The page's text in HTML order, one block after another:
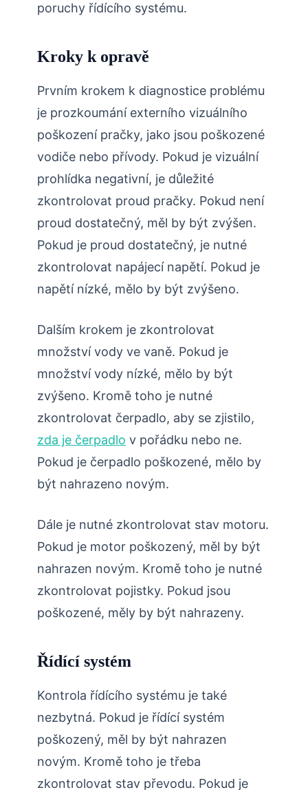
poruchy řídícího systému.
Kroky k opravě
Prvním krokem k diagnostice problému
je prozkoumání externího vizuálního
poškození pračky, jako jsou poškozené
vodiče nebo přívody. Pokud je vizuální
prohlídka negativní, je důležité
zkontrolovat proud pračky. Pokud není
proud dostatečný, měl by být zvýšen.
Pokud je proud dostatečný, je nutné
zkontrolovat napájecí napětí. Pokud je
napětí nízké, mělo by být zvýšeno.
Dalším krokem je zkontrolovat
množství vody ve vaně. Pokud je
množství vody nízké, mělo by být
zvýšeno. Kromě toho je nutné
zkontrolovat čerpadlo, aby se zjistilo,
zda je čerpadlo v pořádku nebo ne.
Pokud je čerpadlo poškozené, mělo by
být nahrazeno novým.
Dále je nutné zkontrolovat stav motoru.
Pokud je motor poškozený, měl by být
nahrazen novým. Kromě toho je nutné
zkontrolovat pojistky. Pokud jsou
poškozené, měly by být nahrazeny.
Řídící systém
Kontrola řídícího systému je také
nezbytná. Pokud je řídící systém
poškozený, měl by být nahrazen
novým. Kromě toho je třeba
zkontrolovat stav převodu. Pokud je